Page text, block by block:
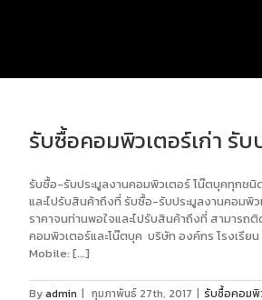
รับซื้อคอมพิวเตอร์เก่า รับ
รับซื้อ-รับประมูลงานคอมพิวเตอร์ โน๊ตบุคทุกชนิ
และไปรับสินค้าถึงที่ รับซื้อ-รับประมูลงานคอมพิ
ราคาจนท่านพอใจและไปรับสินค้าถึงที่ สามา
คอมพิวเตอร์และโน๊ตบุค บริษัท องค์กร โรงเรี
Mobile: [...]
Byadmin | กุมภาพันธ์ 27th, 2017 | รับซื้อคอมพิ